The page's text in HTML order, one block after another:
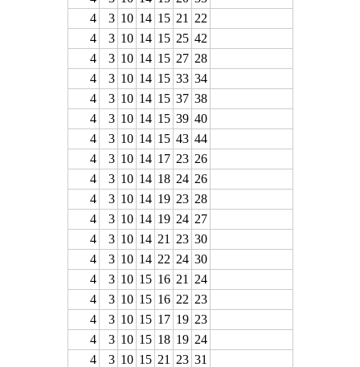
4
3 10 14 15 21
22
4
3 10 14 15 25 42
4
3 10 14 15 27 28
4
3 10 14 15 33 34
4
3 10 14 15 37 38
4
3 10 14 15 39 40
4
3 10 14 15 43 44
4
3 10 14 17 23 26
4
3 10 14 18 24 26
4
3 10 14 19 23 28
4
3 10 14 19 24 27
4
3 10 14 21 23 30
4
3 10 14 22 24 30
4
3 10 15 16 21
24
4
3 10 15 16 22 23
4
3 10 15 17 19 23
4
3 10 15 18 19 24
4
3 10 15 21 23 31